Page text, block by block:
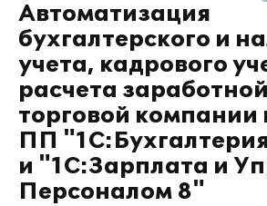
Автоматизация
бухгалтерского и
учета, кадрового
расчета
торговой компании
ПП
и "1С:Зарплата и
Персоналом 8"